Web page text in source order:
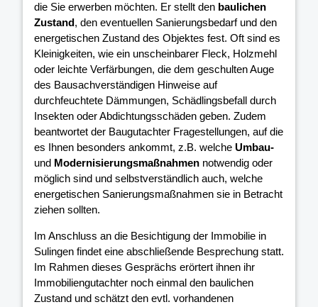
die Sie erwerben möchten. Er stellt den baulichen
Zustand, den eventuellen Sanierungsbedarf und den
energetischen Zustand des Objektes fest. Oft sind es
Kleinigkeiten, wie ein unscheinbarer Fleck, Holzmehl
oder leichte Verfärbungen, die dem geschulten Auge
des Bausachverständigen Hinweise auf
durchfeuchtete Dämmungen, Schädlingsbefall durch
Insekten oder Abdichtungsschäden geben. Zudem
beantwortet der Baugutachter Fragestellungen, auf die
es Ihnen besonders ankommt, z.B. welche Umbau-
und Modernisierungsmaßnahmen notwendig oder
möglich sind und selbstverständlich auch, welche
energetischen Sanierungsmaßnahmen sie in Betracht
ziehen sollten.
Im Anschluss an die Besichtigung der Immobilie in
Sulingen findet eine abschließende Besprechung statt.
Im Rahmen dieses Gesprächs erörtert ihnen ihr
Immobiliengutachter noch einmal den baulichen
Zustand und schätzt den evtl. vorhandenen